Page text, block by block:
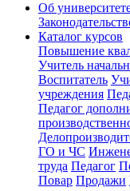
Об
Каталог курсов
Повышение
Учитель
Воспитатель
учреждения
Педагог
ГО и ЧС
труда Педагог
Повар Продажи